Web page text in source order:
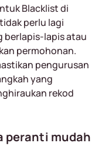
Blacklist di
perlu lagi
berlapis-lapis atau
permohonan.
pengurusan
yang
rekod
peranti mudah